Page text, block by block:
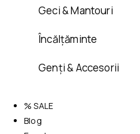
Geci & Mantouri
Încălțăminte
Genți & Accesorii
% SALE
Blog